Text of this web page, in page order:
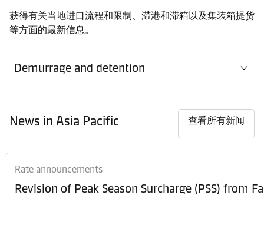
获得有关当地进口流程和限制、滞港和滞箱以及集装箱提货
等方面的最新信息。
Demurrage and detention
News in Asia Pacific 查看所有新闻
Rate announcements